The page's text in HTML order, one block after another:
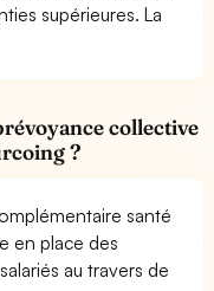
supérieures. La
collective
?
santé
en place des
au travers de